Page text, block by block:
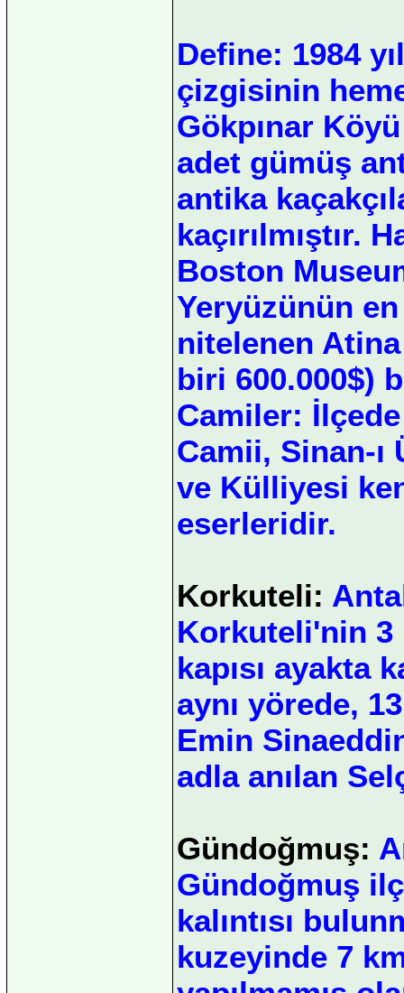
Define: 1984
çizgisinin
Gökpınar
adet gümüş
antika
kaçırılmıştır.
Boston
Yeryüzünün
nitelenen
biri 600.000$)
Camiler:
Camii, Sinan-ı
ve Külliyesi
eserleridir.
Korkuteli:
Korkuteli'nin 3
kapısı ayakta
aynı yörede,
Emin
adla anılan
Gündoğmuş:
Gündoğmuş
kalıntısı
kuzeyinde 7